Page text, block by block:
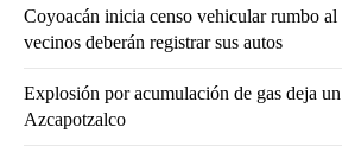
Coyoacán inicia censo vehicular rumbo
vecinos deberán registrar sus autos
Explosión por acumulación de gas deja
Azcapotzalco